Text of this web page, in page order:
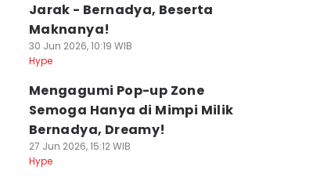
Jarak - Bernadya, Beserta
Maknanya!
30 Jun 2026, 10:19 WIB
Hype
Mengagumi Pop-up Zone
Semoga Hanya di Mimpi Milik
Bernadya, Dreamy!
27 Jun 2026, 15:12 WIB
Hype